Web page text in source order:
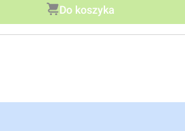
Do koszyka